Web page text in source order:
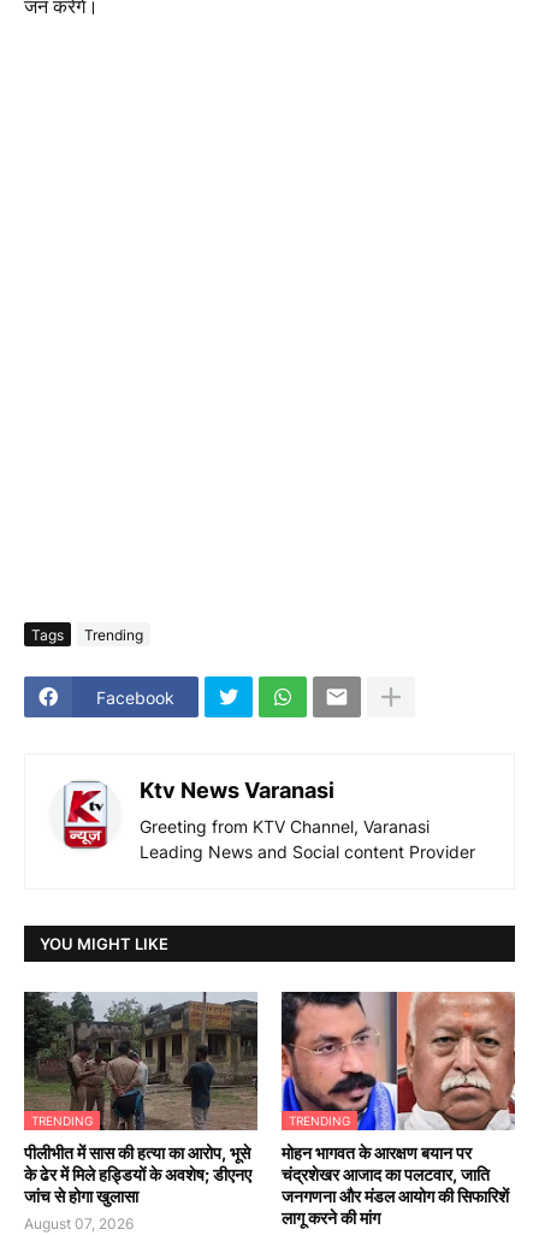
जन करेंगे।
Tags Trending
Facebook
Ktv News Varanasi
Greeting from KTV Channel, Varanasi
Leading News and Social content Provider
YOU MIGHT LIKE
TRENDING
पीलीभीत में सास की हत्या का आरोप, भूसे
के ढेर में मिले हड्डियों के अवशेष; डीएनए
जांच से होगा खुलासा
August 07, 2026
TRENDING
मोहन भागवत के आरक्षण बयान पर
चंद्रशेखर आजाद का पलटवार, जाति
जनगणना और मंडल आयोग की सिफारिशें
लागू करने की मांग